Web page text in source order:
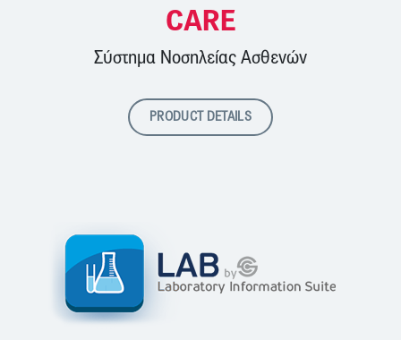
CARE
Σύστημα Νοσηλείας Ασθενών
PRODUCT DETAILS